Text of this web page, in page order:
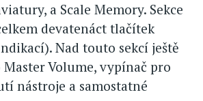
a Scale Memory. Sekce
devatenáct tlačítek
Nad touto sekcí ještě
Volume, vypínač pro
nástroje a samostatné